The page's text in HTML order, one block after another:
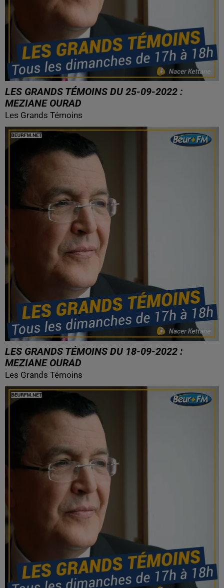
LES GRANDS TÉMOINS DU 25-09-2022 :
MEZIANE OURAD
Les Grands Témoins
LES GRANDS TÉMOINS DU 18-09-2022 :
MEZIANE OURAD
Les Grands Témoins